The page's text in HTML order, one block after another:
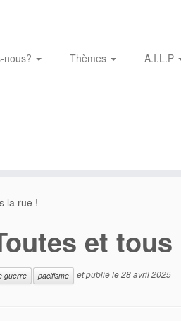
nous? Thèmes A.I.L.P
la rue !
et
guerre pacifisme et publié le28 avril 2025